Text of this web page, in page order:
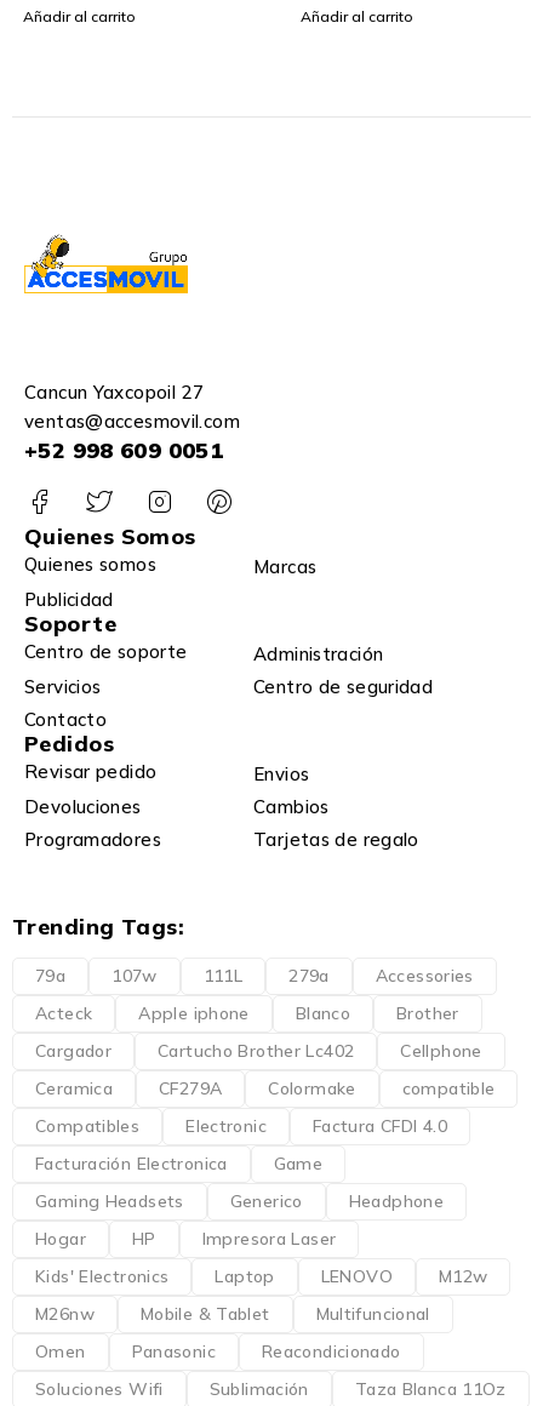
Añadir al carrito Añadir al carrito
Cancun Yaxcopoil 27
ventas@accesmovil.com
+52 998 609 0051
Quienes Somos
Quienes somos
Marcas
Publicidad
Soporte
Centro de soporte
Administración
Servicios
Centro de seguridad
Contacto
Pedidos
Revisar pedido
Envios
Devoluciones
Cambios
Programadores
Tarjetas de regalo
Trending Tags:
79a 107w 111L 279a
Accessories
Acteck
Apple iphone Blanco
Brother
Cargador
Cartucho Brother Lc402
Cellphone
Ceramica
CF279A Colormake
compatible
Compatibles
Electronic
Factura CFDI 4.0
Facturación Electronica
Game
Gaming Headsets
Generico
Headphone
Hogar
HP
Impresora Laser
Kids' Electronics
Laptop LENOVO
M12w
M26nw
Mobile & Tablet
Multifuncional
Omen
Panasonic
Reacondicionado
Soluciones Wifi
Sublimación Taza Blanca 11Oz